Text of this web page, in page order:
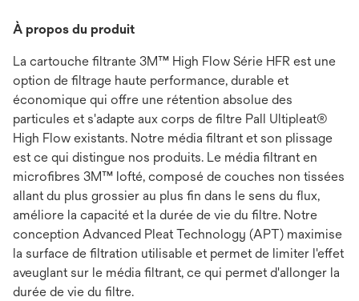
À propos du produit
La cartouche filtrante 3M™ High Flow Série HFR est une
option de filtrage haute performance, durable et
économique qui offre une rétention absolue des
particules et s'adapte aux corps de filtre Pall Ultipleat®
High Flow existants. Notre média filtrant et son plissage
est ce qui distingue nos produits. Le média filtrant en
microfibres 3M™ lofté, composé de couches non tissées
allant du plus grossier au plus fin dans le sens du flux,
améliore la capacité et la durée de vie du filtre. Notre
conception Advanced Pleat Technology (APT) maximise
la surface de filtration utilisable et permet de limiter l'effet
aveuglant sur le média filtrant, ce qui permet d'allonger la
durée de vie du filtre.